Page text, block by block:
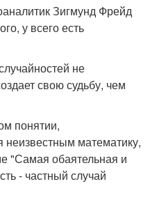
Зигмунд Фрейд
у всего есть
не
свою судьбу, чем
понятии,
математику,
"Самая обаятельная и
- частный случай